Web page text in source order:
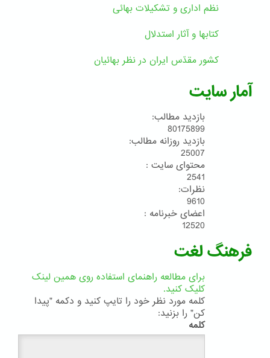
نظم اداری و تشکیلات بهائی
کتابها و آثار استدلال
کشور مقدّس ایران در نظر بهائیان
آمار سایت
بازدید مطالب:
80175899
بازدید روزانه مطالب:
25007
محتوای سایت :
2541
نظرات:
9610
اعضای خبرنامه :
12520
فرهنگ لغت
برای مطالعه راهنمای استفاده روی همین لینک
کلیک کنید.
کلمه مورد نظر خود را تایپ کنید و دکمه "پیدا
کن" را بزنید:
کلمه